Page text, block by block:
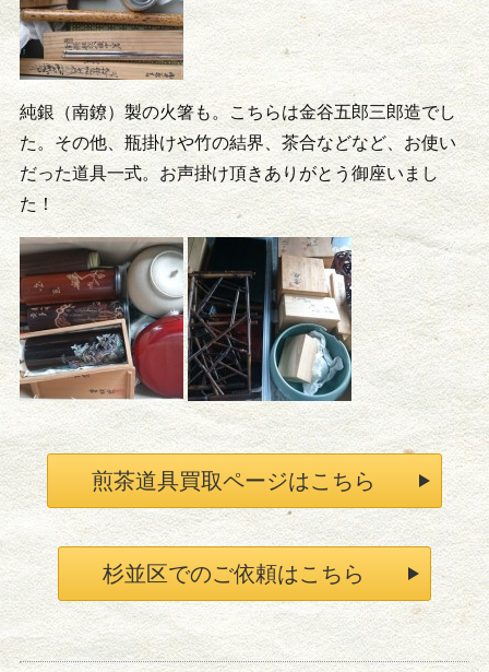
純銀（南鐐）製の火箸も。こちらは金谷五郎三郎造でし
た。その他、瓶掛けや竹の結界、茶合などなど、お使い
だった道具一式。お声掛け頂きありがとう御座いまし
た！
煎茶道具買取ページはこちら
杉並区でのご依頼はこちら